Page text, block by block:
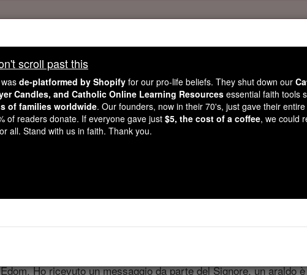
scroll past this
readers, Catholic Online wasde-platformed by Shopifyfor our pro-life
Online School, Prayer Candles, and Catholic Online Learning
students and millions of families worldwide . Our founders, now in
this mission. But fewer than 2% of readers donate. If everyone gave just
Abdia - Capitolo
1 ⌄
Ho ricevuto un messaggio da parte del Signore, un araldo
scroll past this
de-platformed by Shopify for our pro-life beliefs. They shut down our
Candles, and Catholic Online Learning Resources essential faith tools
of families worldwide. Our founders, now in their 70's, just gave their
of readers donate. If everyone gave just $5, the cost of a coffee, we could
all. Stand with us in faith. Thank you.